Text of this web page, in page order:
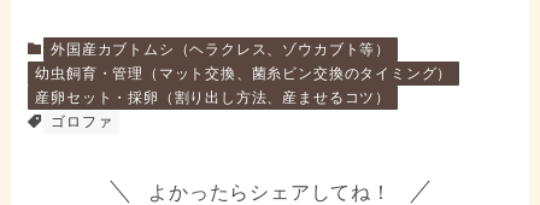
外国産カブトムシ（ヘラクレス、ゾウカブト等）
幼虫飼育・管理（マット交換、菌糸ビン交換のタイミング）
産卵セット・採卵（割り出し方法、産ませるコツ）
ゴロファ
よかったらシェアしてね！